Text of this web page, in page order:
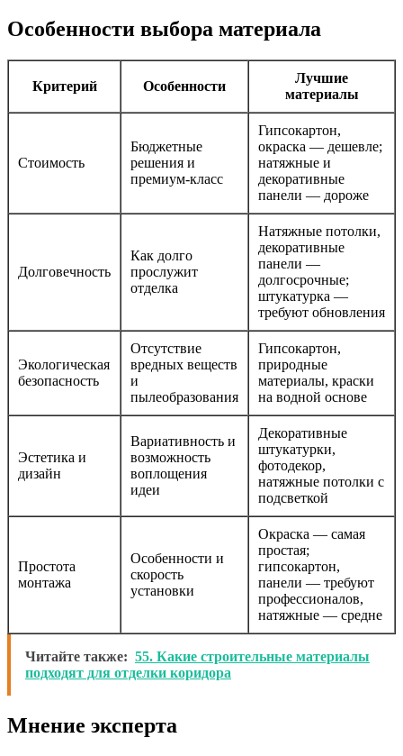
Особенности выбора материала
Критерий Особенности
Лучшие
материалы
Стоимость
Бюджетные
решения и
премиум-класс
Гипсокартон,
окраска — дешевле;
натяжные и
декоративные
панели — дороже
Долговечность
Как долго
прослужит
отделка
Натяжные потолки,
декоративные
панели —
долгосрочные;
штукатурка —
требуют обновления
Экологическая
безопасность
Отсутствие
вредных веществ
и
пылеобразования
Гипсокартон,
природные
материалы, краски
на водной основе
Эстетика и
дизайн
Вариативность и
возможность
воплощения
идеи
Декоративные
штукатурки,
фотодекор,
натяжные потолки с
подсветкой
Простота
монтажа
Особенности и
скорость
установки
Окраска — самая
простая;
гипсокартон,
панели — требуют
профессионалов,
натяжные — средне
Читайте также: 55. Какие строительные материалы
подходят для отделки коридора
Мнение эксперта